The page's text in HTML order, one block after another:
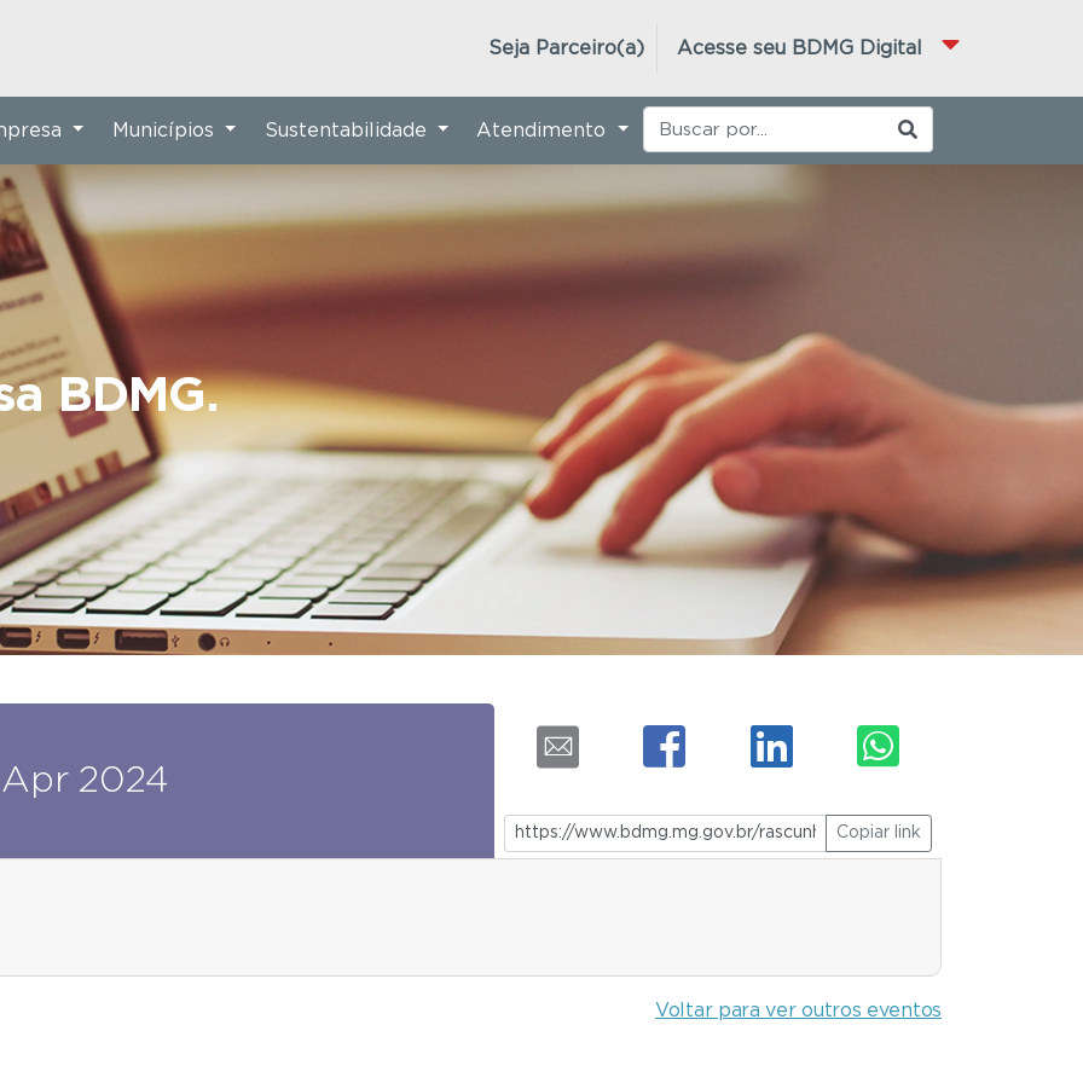
Acesse seu BDMG Digital
Seja Parceiro(a)
BDMG.
Municípios Sustentabilidade Atendimento
Apr 2024
Copiar link
Voltar para ver outros eventos